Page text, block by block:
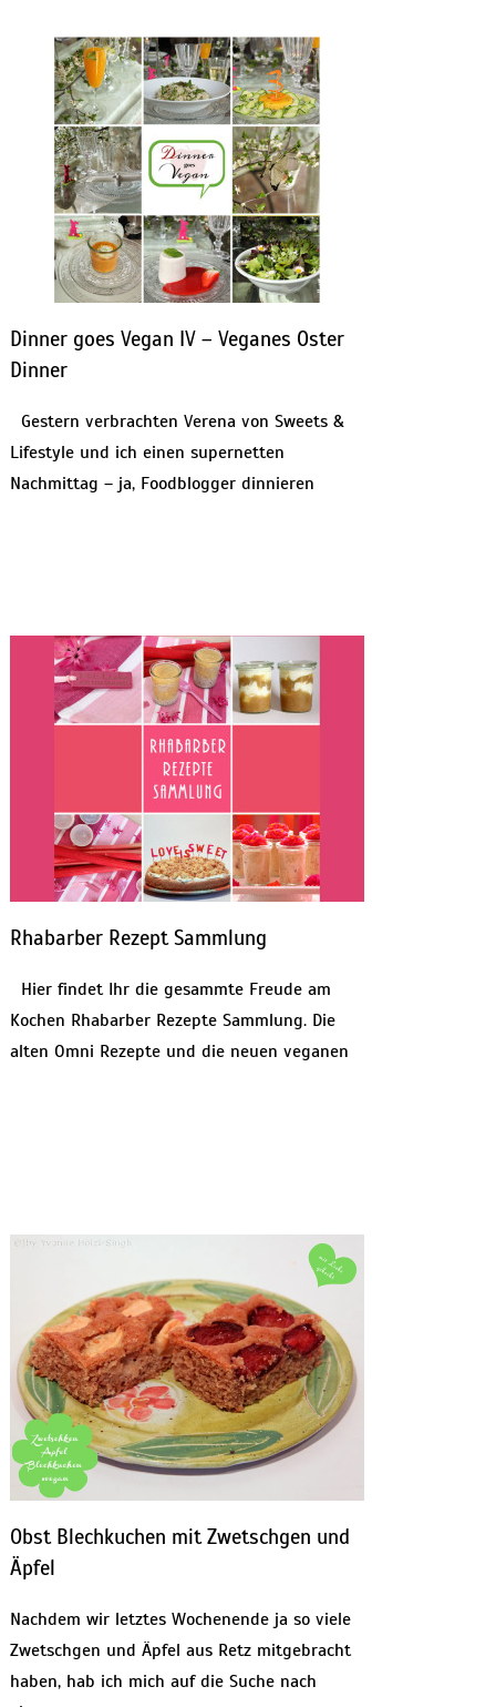
Dinner goes Vegan IV – Veganes Oster
Dinner
Gestern verbrachten Verena von Sweets &
Lifestyle und ich einen supernetten
Nachmittag – ja, Foodblogger dinnieren
Rhabarber Rezept Sammlung
Hier findet Ihr die gesammte Freude am
Kochen Rhabarber Rezepte Sammlung. Die
alten Omni Rezepte und die neuen veganen
Obst Blechkuchen mit Zwetschgen und
Äpfel
Nachdem wir letztes Wochenende ja so viele
Zwetschgen und Äpfel aus Retz mitgebracht
haben, hab ich mich auf die Suche nach